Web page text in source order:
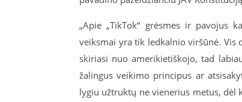
„Apie „TikTok“ grėsmes ir pavojus
veiksmai yra tik ledkalnio viršūnė. Vis
skiriasi nuo amerikietiškojo, tad
žalingus veikimo principus ar
lygiu užtruktų ne vienerius metus, dėl